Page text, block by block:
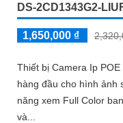
DS-2CD1343G2-
1,650,000 ₫
Thiết bị Camera Ip
hàng đầu cho hình ảnh sắc
năng xem Full Color
và...